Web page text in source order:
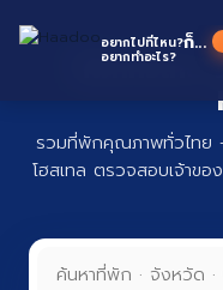
อยากไปที่ไหน?
อยากทำอะไร?
ก็...
ที่พักทั่วไท
รวมที่พักคุณภาพทั่วไทย
โฮสเทล ตรวจสอบเจ้าข